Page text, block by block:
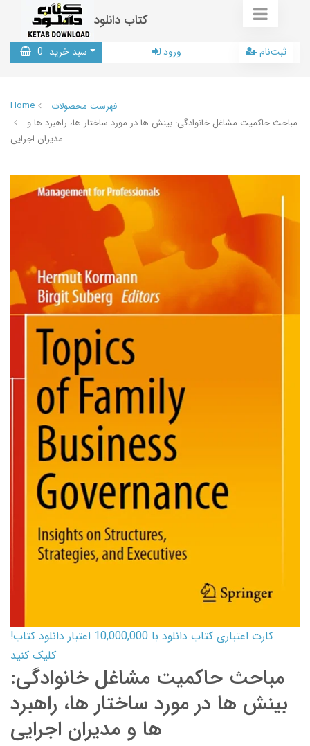
کتاب دانلود
سبد خرید 0 ورود ثبت‌نام
Home
فهرست محصولات
مباحث حاکمیت مشاغل خانوادگی: بینش ها در مورد ساختار ها، راهبرد ها و
مدیران اجرایی
کارت اعتباری کتاب دانلود با 10,000,000 اعتبار دانلود کتاب!
کلیک کنید
مباحث حاکمیت مشاغل خانوادگی:
بینش ها در مورد ساختار ها، راهبرد
ها و مدیران اجرایی